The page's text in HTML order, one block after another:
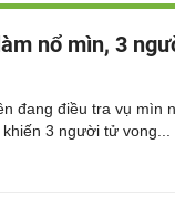
nổ mìn, 3
đang điều tra vụ mìn
3 người tử vong...